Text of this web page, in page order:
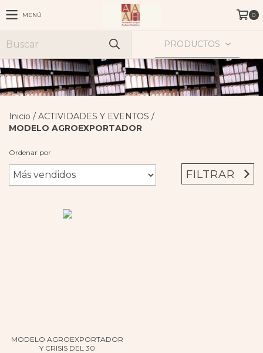
MENÚ 0
PRODUCTOS
Inicio / ACTIVIDADES Y EVENTOS /
MODELO AGROEXPORTADOR
Ordenar por
FILTRAR
MODELO AGROEXPORTADOR
Y CRISIS DEL 30